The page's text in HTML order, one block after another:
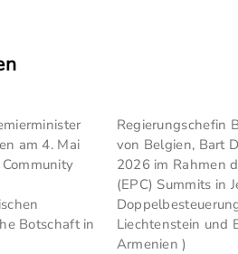
am 4. Mai
Botschaft in
Regierungschefin
von Belgien, Bart
2026 im Rahmen
(EPC) Summits in
Liechtenstein und
Armenien )